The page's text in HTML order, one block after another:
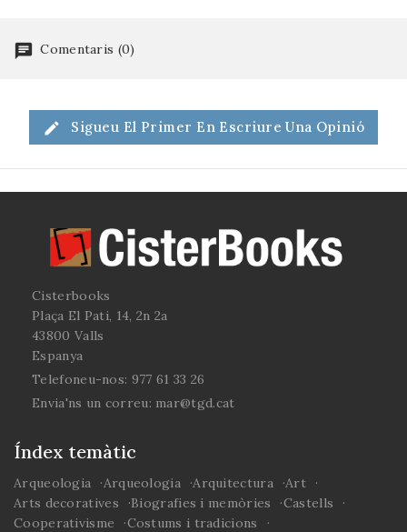
Comentaris (0)
Sigueu El Primer En Escriure Una Opinió
Cisterbooks
Plaça El Pati, 14, 2n 2a
43800 Valls
Espanya
Telefoneu-nos: 977 61 33 26
Envia'ns un correu: mar@tgd.cat
Índex temàtic
Arqueologia Arqueologia Arquitectura
Art
Arts decoratives
Biografies i memòries
Castells
Cooperativisme
Costums i tradicions